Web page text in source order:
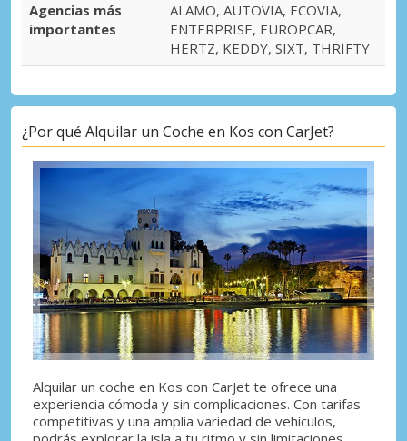
Agencias más
importantes
ALAMO, AUTOVIA, ECOVIA,
ENTERPRISE, EUROPCAR,
HERTZ, KEDDY, SIXT, THRIFTY
¿Por qué Alquilar un Coche en Kos con CarJet?
Alquilar un coche en Kos con CarJet te ofrece una
experiencia cómoda y sin complicaciones. Con tarifas
competitivas y una amplia variedad de vehículos,